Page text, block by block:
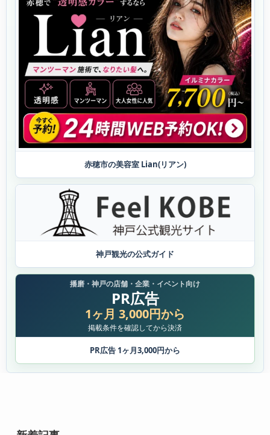
赤穂市の美容室 Lian(リアン)
神戸観光の公式ガイド
播磨・神戸の店舗・企業・イベント向け
PR広告
1ヶ月 3,000円から
掲載条件を確認してから決済
PR広告 1ヶ月3,000円から